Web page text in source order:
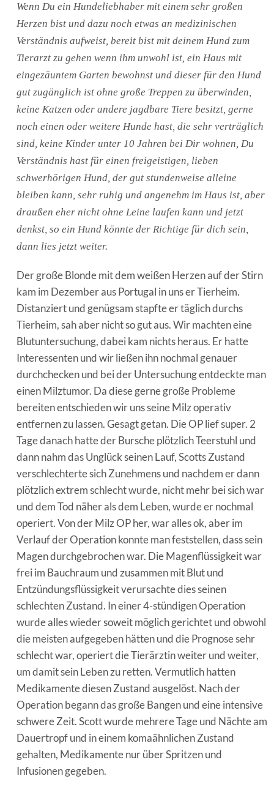
Wenn Du ein Hundeliebhaber mit einem sehr großen
Herzen bist und dazu noch etwas an medizinischen
Verständnis aufweist, bereit bist mit deinem Hund zum
Tierarzt zu gehen wenn ihm unwohl ist, ein Haus mit
eingezäuntem Garten bewohnst und dieser für den Hund
gut zugänglich ist ohne große Treppen zu überwinden,
keine Katzen oder andere jagdbare Tiere besitzt, gerne
noch einen oder weitere Hunde hast, die sehr verträglich
sind, keine Kinder unter 10 Jahren bei Dir wohnen, Du
Verständnis hast für einen freigeistigen, lieben
schwerhörigen Hund, der gut stundenweise alleine
bleiben kann, sehr ruhig und angenehm im Haus ist, aber
draußen eher nicht ohne Leine laufen kann und jetzt
denkst, so ein Hund könnte der Richtige für dich sein,
dann lies jetzt weiter.
Der große Blonde mit dem weißen Herzen auf der Stirn
kam im Dezember aus Portugal in uns er Tierheim.
Distanziert und genügsam stapfte er täglich durchs
Tierheim, sah aber nicht so gut aus. Wir machten eine
Blutuntersuchung, dabei kam nichts heraus. Er hatte
Interessenten und wir ließen ihn nochmal genauer
durchchecken und bei der Untersuchung entdeckte man
einen Milztumor. Da diese gerne große Probleme
bereiten entschieden wir uns seine Milz operativ
entfernen zu lassen. Gesagt getan. Die OP lief super. 2
Tage danach hatte der Bursche plötzlich Teerstuhl und
dann nahm das Unglück seinen Lauf, Scotts Zustand
verschlechterte sich Zunehmens und nachdem er dann
plötzlich extrem schlecht wurde, nicht mehr bei sich war
und dem Tod näher als dem Leben, wurde er nochmal
operiert. Von der Milz OP her, war alles ok, aber im
Verlauf der Operation konnte man feststellen, dass sein
Magen durchgebrochen war. Die Magenflüssigkeit war
frei im Bauchraum und zusammen mit Blut und
Entzündungsflüssigkeit verursachte dies seinen
schlechten Zustand. In einer 4-stündigen Operation
wurde alles wieder soweit möglich gerichtet und obwohl
die meisten aufgegeben hätten und die Prognose sehr
schlecht war, operiert die Tierärztin weiter und weiter,
um damit sein Leben zu retten. Vermutlich hatten
Medikamente diesen Zustand ausgelöst. Nach der
Operation begann das große Bangen und eine intensive
schwere Zeit. Scott wurde mehrere Tage und Nächte am
Dauertropf und in einem komaähnlichen Zustand
gehalten, Medikamente nur über Spritzen und
Infusionen gegeben.